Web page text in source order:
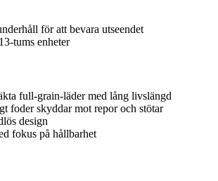
för att bevara utseendet
tums enheter
full-grain-läder med lång livslängd
foder skyddar mot repor och stötar
design
fokus på hållbarhet